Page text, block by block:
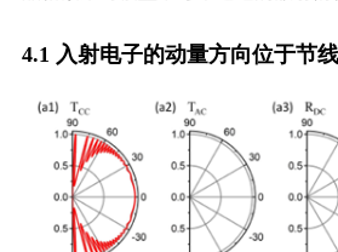
4.1 入射电子的动量方向位于节